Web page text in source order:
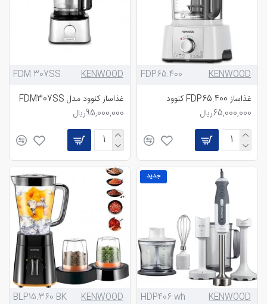
KENWOOD
FDP65.400
غذاساز FDP65.400 کنوود
65,000,000ریال
KENWOOD
FDM 307SS
غذاساز کنوود مدل FDM307SS
95,000,000ریال
جدید
KENWOOD
HDP406 wh
KENWOOD
BLP15.360 BK